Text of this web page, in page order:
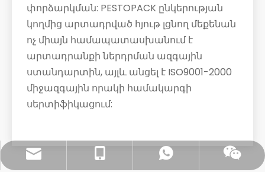
փորձարկման: PESTOPACK ընկերության
կողմից արտադրված հյութ լցնող մեքենան
ոչ միայն համապատասխանում է
արտադրանքի ներդրման ազգային
ստանդարտին, այլև անցել է ISO9001-2000
միջազգային որակի համակարգի
սերտիֆիկացում:
sales@pestopack.com
0086- 18151995436